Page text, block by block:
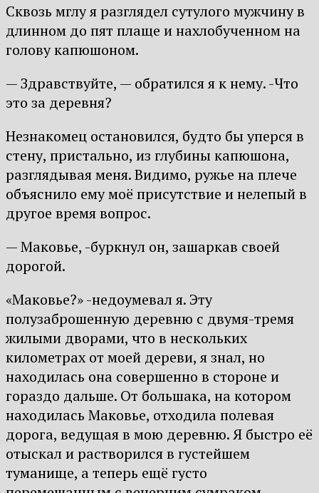
Сквозь мглу я разглядел сутулого мужчину в
длинном до пят плаще и нахлобученном на
голову капюшоном.
— Здравствуйте, — обратился я к нему. -Что
это за деревня?
Незнакомец остановился, будто бы уперся в
стену, пристально, из глубины капюшона,
разглядывая меня. Видимо, ружье на плече
объяснило ему моё присутствие и нелепый в
другое время вопрос.
— Маковье, -буркнул он, зашаркав своей
дорогой.
«Маковье?» -недоумевал я. Эту
полузаброшенную деревню с двумя-тремя
жилыми дворами, что в нескольких
километрах от моей дереви, я знал, но
находилась она совершенно в стороне и
гораздо дальше. От большака, на котором
находилась Маковье, отходила полевая
дорога, ведущая в мою деревню. Я быстро её
отыскал и растворился в густейшем
туманище, а теперь ещё густо